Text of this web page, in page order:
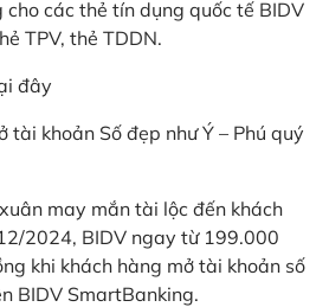
các thẻ tín dụng quốc tế BIDV
TPV, thẻ TDDN.
đây
tài khoản Số đẹp như Ý – Phú quý
may mắn tài lộc đến khách
2024, BIDV ngay từ 199.000
khi khách hàng mở tài khoản số
BIDV SmartBanking.